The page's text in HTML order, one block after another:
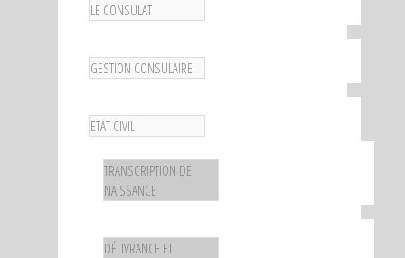
LE CONSULAT
GESTION CONSULAIRE
ETAT CIVIL
TRANSCRIPTION DE
NAISSANCE
DÉLIVRANCE ET